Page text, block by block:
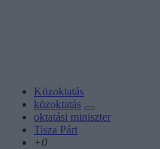
Közoktatás
közoktatás
oktatási miniszter
Tisza Párt
+0